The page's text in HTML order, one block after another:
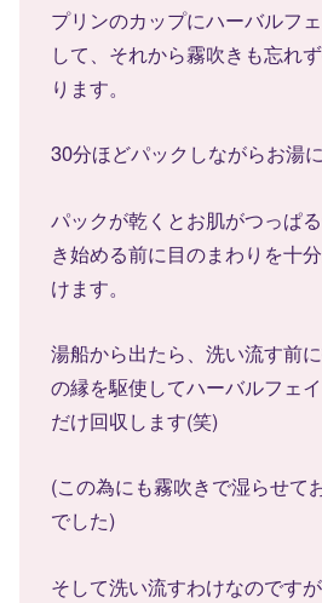
プリンのカップにハーバルフ
して、それから霧吹きも忘れ
ります。
30分ほどパックしながらお湯
パックが乾くとお肌がつっぱ
き始める前に目のまわりを十
けます。
湯船から出たら、洗い流す前
の縁を駆使してハーバルフェ
だけ回収します(笑)
(この為にも霧吹きで湿らせて
でした)
そして洗い流すわけなのです